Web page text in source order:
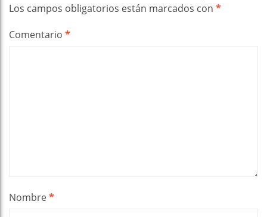
Los campos obligatorios están marcados con *
Comentario *
Nombre*